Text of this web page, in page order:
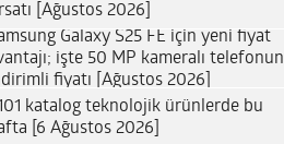
[Ağustos 2026]
Galaxy S25 FE için yeni fiyat
işte 50 MP kameralı telefonun
fiyatı [Ağustos 2026]
katalog teknolojik ürünlerde bu
[6 Ağustos 2026]